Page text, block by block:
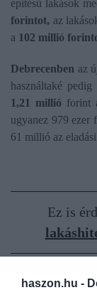
haszon.hu -
építésű lakások
forintot, az
a 102 millió
Debrecenben az
használtaké
1,21 millió forint
ugyanez 979
61 millió az
Ez is